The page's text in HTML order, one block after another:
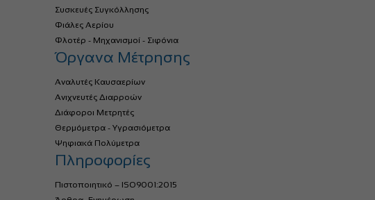
Συσκευές Συγκόλλησης
Φιάλες Αερίου
Φλοτέρ - Μηχανισμοί - Σιφόνια
Όργανα Μέτρησης
Αναλυτές Καυσαερίων
Ανιχνευτές Διαρροών
Διάφοροι Μετρητές
Θερμόμετρα - Υγρασιόμετρα
Ψηφιακά Πολύμετρα
Πληροφορίες
Πιστοποιητικό – ISO9001:2015